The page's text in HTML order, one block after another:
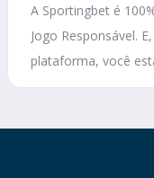
A Sportingbet é
Jogo Responsável.
plataforma, você